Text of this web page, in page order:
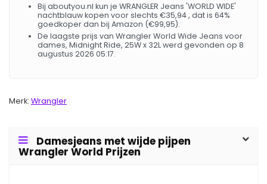
Bij aboutyou.nl kun je WRANGLER Jeans 'WORLD WIDE'
nachtblauw kopen voor slechts €35,94 , dat is 64%
goedkoper dan bij Amazon (€99,95).
De laagste prijs van Wrangler World Wide Jeans voor
dames, Midnight Ride, 25W x 32L werd gevonden op 8
augustus 2026 05:17.
Merk: Wrangler
Damesjeans met wijde pijpen
Wrangler World Prijzen